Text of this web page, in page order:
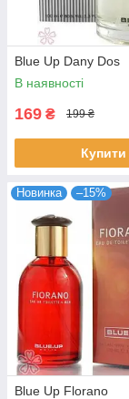
Blue Up Dany Dos
В наявності
169 ₴ 199 ₴
Купити
Новинка –15%
Blue Up Florano